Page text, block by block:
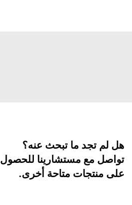
هل لم تجد ما تبحث عنه؟
تواصل مع مستشارينا للحصول
على منتجات متاحة أخرى.